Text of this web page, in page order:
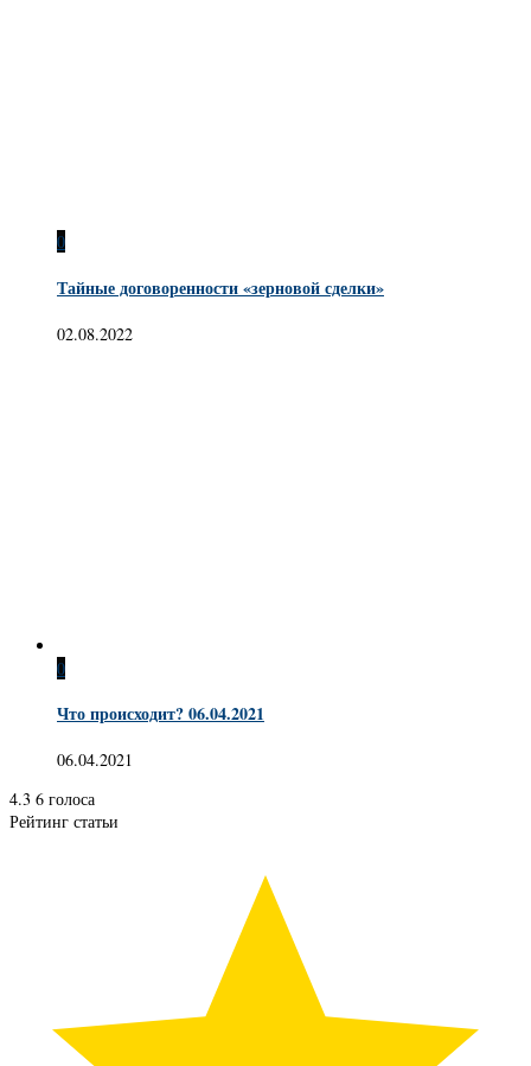
0
Тайные договоренности «зерновой сделки»
02.08.2022
0
Что происходит? 06.04.2021
06.04.2021
4.3 6 голоса
Рейтинг статьи